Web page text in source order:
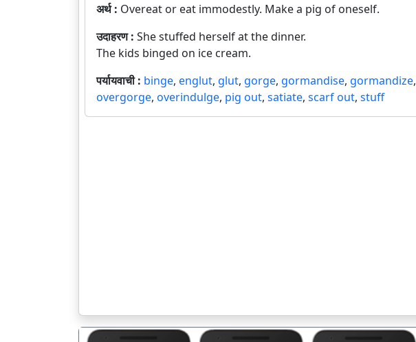
अर्थ : Overeat or eat immodestly. Make a pig of oneself.
उदाहरण : She stuffed herself at the dinner.
The kids binged on ice cream.
पर्यायवाची : binge, englut, glut, gorge, gormandise, gormandize,
overgorge, overindulge, pig out, satiate, scarf out, stuff